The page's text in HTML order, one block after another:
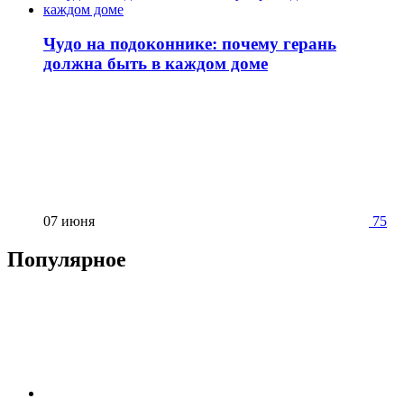
Чудо на подоконнике: почему герань
должна быть в каждом доме
07 июня 75
Популярное